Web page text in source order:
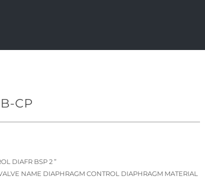
CP
DIAFR BSP 2 ”
NAME DIAPHRAGM CONTROL DIAPHRAGM MATERIAL